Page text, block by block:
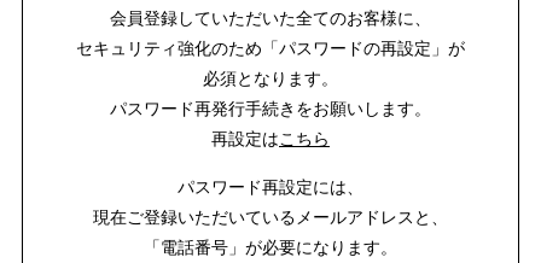
会員登録していただいた全てのお客様に、
セキュリティ強化のため「パスワードの再設定」が
必須となります。
パスワード再発行手続きをお願いします。
再設定はこちら
パスワード再設定には、
現在ご登録いただいているメールアドレスと、
「電話番号」が必要になります。